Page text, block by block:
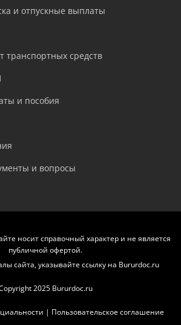
и отпускные выплаты
транспортных средств
и пособия
и вопросы
носит справочный характер и не является
публичной офертой.
сайта, указывайте ссылку на Bururdoc.ru
2025 Bururdoc.ru
| Пользовательское соглашение